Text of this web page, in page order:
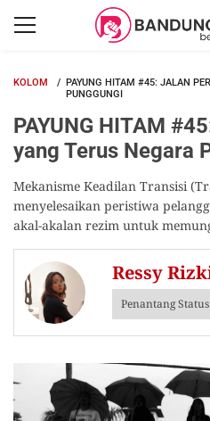
KOLOM
PAYUNG HITAM #45: JALAN
PUNGGUNGI
PAYUNG HITAM
yang Terus Negara
Mekanisme Keadilan Transisi
menyelesaikan peristiwa
akal-akalan rezim untuk
Ressy
Penantang